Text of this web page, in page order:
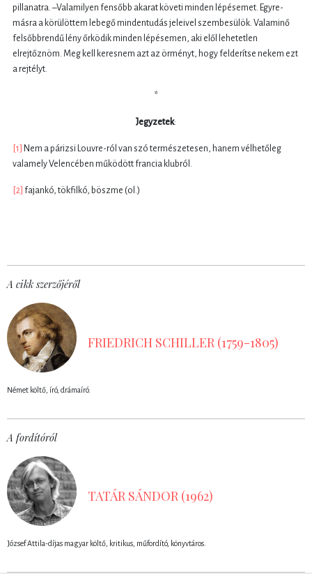
pillanatra. –Valamilyen fensőbb akarat követi minden lépésemet. Egyre-
másra a körülöttem lebegő mindentudás jeleivel szembesülök. Valaminő
felsőbbrendű lény őrködik minden lépésemen, aki elől lehetetlen
elrejtőznöm. Meg kell keresnem azt az örményt, hogy felderítse nekem ezt
a rejtélyt.
*
Jegyzetek:
[1] Nem a párizsi Louvre-ról van szó természetesen, hanem vélhetőleg
valamely Velencében működött francia klubról.
[2] fajankó, tökfilkó, böszme (ol.)
A cikk szerzőjéről
FRIEDRICH SCHILLER (1759-1805)
Német költő, író, drámaíró.
A fordítóról
TATÁR SÁNDOR (1962)
József Attila-díjas magyar költő, kritikus, műfordító, könyvtáros.